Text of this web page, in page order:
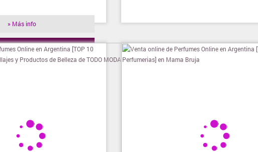
» Más info
tienda